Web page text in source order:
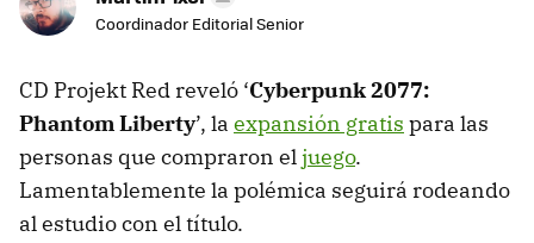
Coordinador Editorial Senior
CD Projekt Red reveló ‘Cyberpunk 2077:
Phantom Liberty’, la expansión gratis para las
personas que compraron eljuego.
Lamentablemente la polémica seguirá rodeando
al estudio con el título.